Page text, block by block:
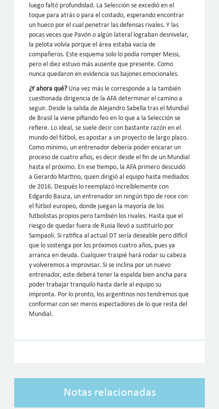
luego faltó profundidad. La Selección se excedió en el
toque para atrás o para el costado, esperando encontrar
un hueco por el cual penetrar las defensas rivales. Y las
pocas veces que Pavón o algún lateral lograban desnivelar,
la pelota volvía porque el área estaba vacía de
compañeros. Este esquema solo lo podía romper Messi,
pero el diez estuvo más ausente que presente. Como
nunca quedaron en evidencia sus bajones emocionales.
¿Y ahora qué?Una vez más le corresponde a la también
cuestionada dirigencia de la AFA determinar el camino a
seguir. Desde la salida de Alejandro Sabella tras el Mundial
de Brasil la viene pifiando feo en lo que a la Selección se
refiere. Lo ideal, se suele decir con bastante razón en el
mundo del fútbol, es apostar a un proyecto de largo plazo.
Como mínimo, un entrenador debería poder encarar un
proceso de cuatro años, es decir desde el fin de un Mundial
hasta el próximo. En ese tiempo, la AFA primero descuidó
a Gerardo Martino, quien dirigió al equipo hasta mediados
de 2016. Después lo reemplazó increíblemente con
Edgardo Bauza, un entrenador sin ningún tipo de roce con
el fútbol europeo, donde juegan la mayoría de los
futbolistas propios pero también los rivales. Hasta que el
riesgo de quedar fuera de Rusia llevó a sustituirlo por
Sampaoli. Si ratifica al actual DT sería deseable pero difícil
que lo sostenga por los próximos cuatro años, pues ya
arranca en deuda. Cualquier traspié hará rodar su cabeza
y volveremos a improvisar. Si se inclina por un nuevo
entrenador, este deberá tener la espalda bien ancha para
poder trabajar tranquilo hasta darle al equipo su
impronta. Por lo pronto, los argentinos nos tendremos que
conformar con ser meros espectadores de lo que resta del
Mundial.
Notas relacionadas